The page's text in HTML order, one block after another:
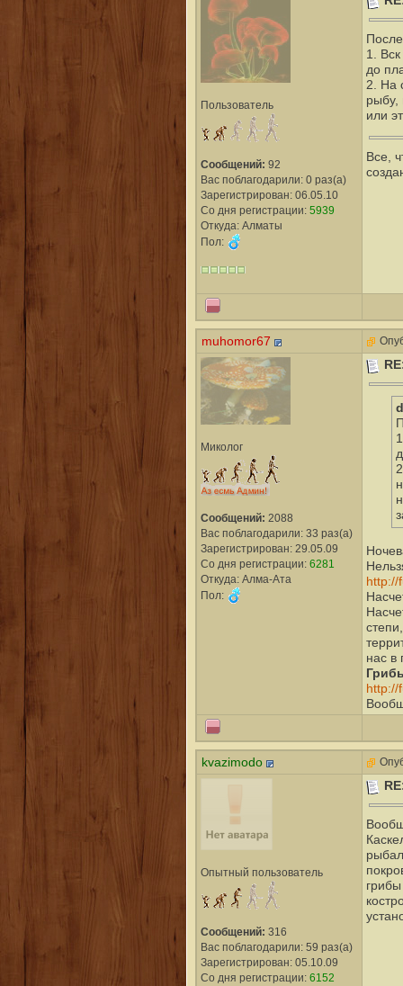
Пользователь
Сообщений: 92
Вас поблагодарили: 0 раз(а)
Зарегистрирован: 06.05.10
Со дня регистрации: 5939
Откуда: Алматы
Пол:
1.
до
2. На
рыбу,
или
Все,
muhomor67
Миколог
Сообщений: 2088
Вас поблагодарили: 33 раз(а)
Зарегистрирован: 29.05.09
Со дня регистрации: 6281
Откуда: Алма-Ата
Пол:
http://
нас в
http://
kvazimodo
Опытный пользователь
Сообщений: 316
Вас поблагодарили: 59 раз(а)
Зарегистрирован: 05.10.09
Со дня регистрации: 6152